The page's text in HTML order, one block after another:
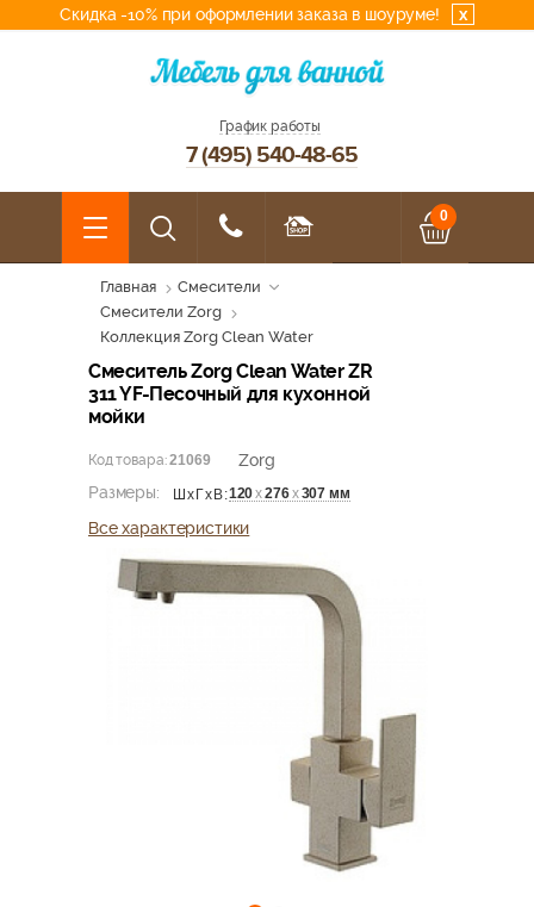
Скидка -10% при оформлении заказа в шоуруме! x
График работы
7 (495) 540-48-65
0
Главная
Смесители
Смесители Zorg
Коллекция Zorg Clean Water
Смеситель Zorg Clean Water ZR
311 YF-Песочный для кухонной
мойки
Код товара: 21069
Zorg
Размеры:
ШхГхВ:120х276х307 мм
Все характеристики